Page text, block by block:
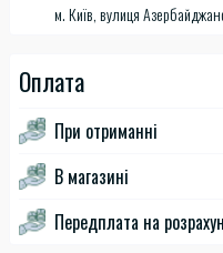
м. Київ, вулиця
Оплата
При отриманні
В магазині
Передплата на